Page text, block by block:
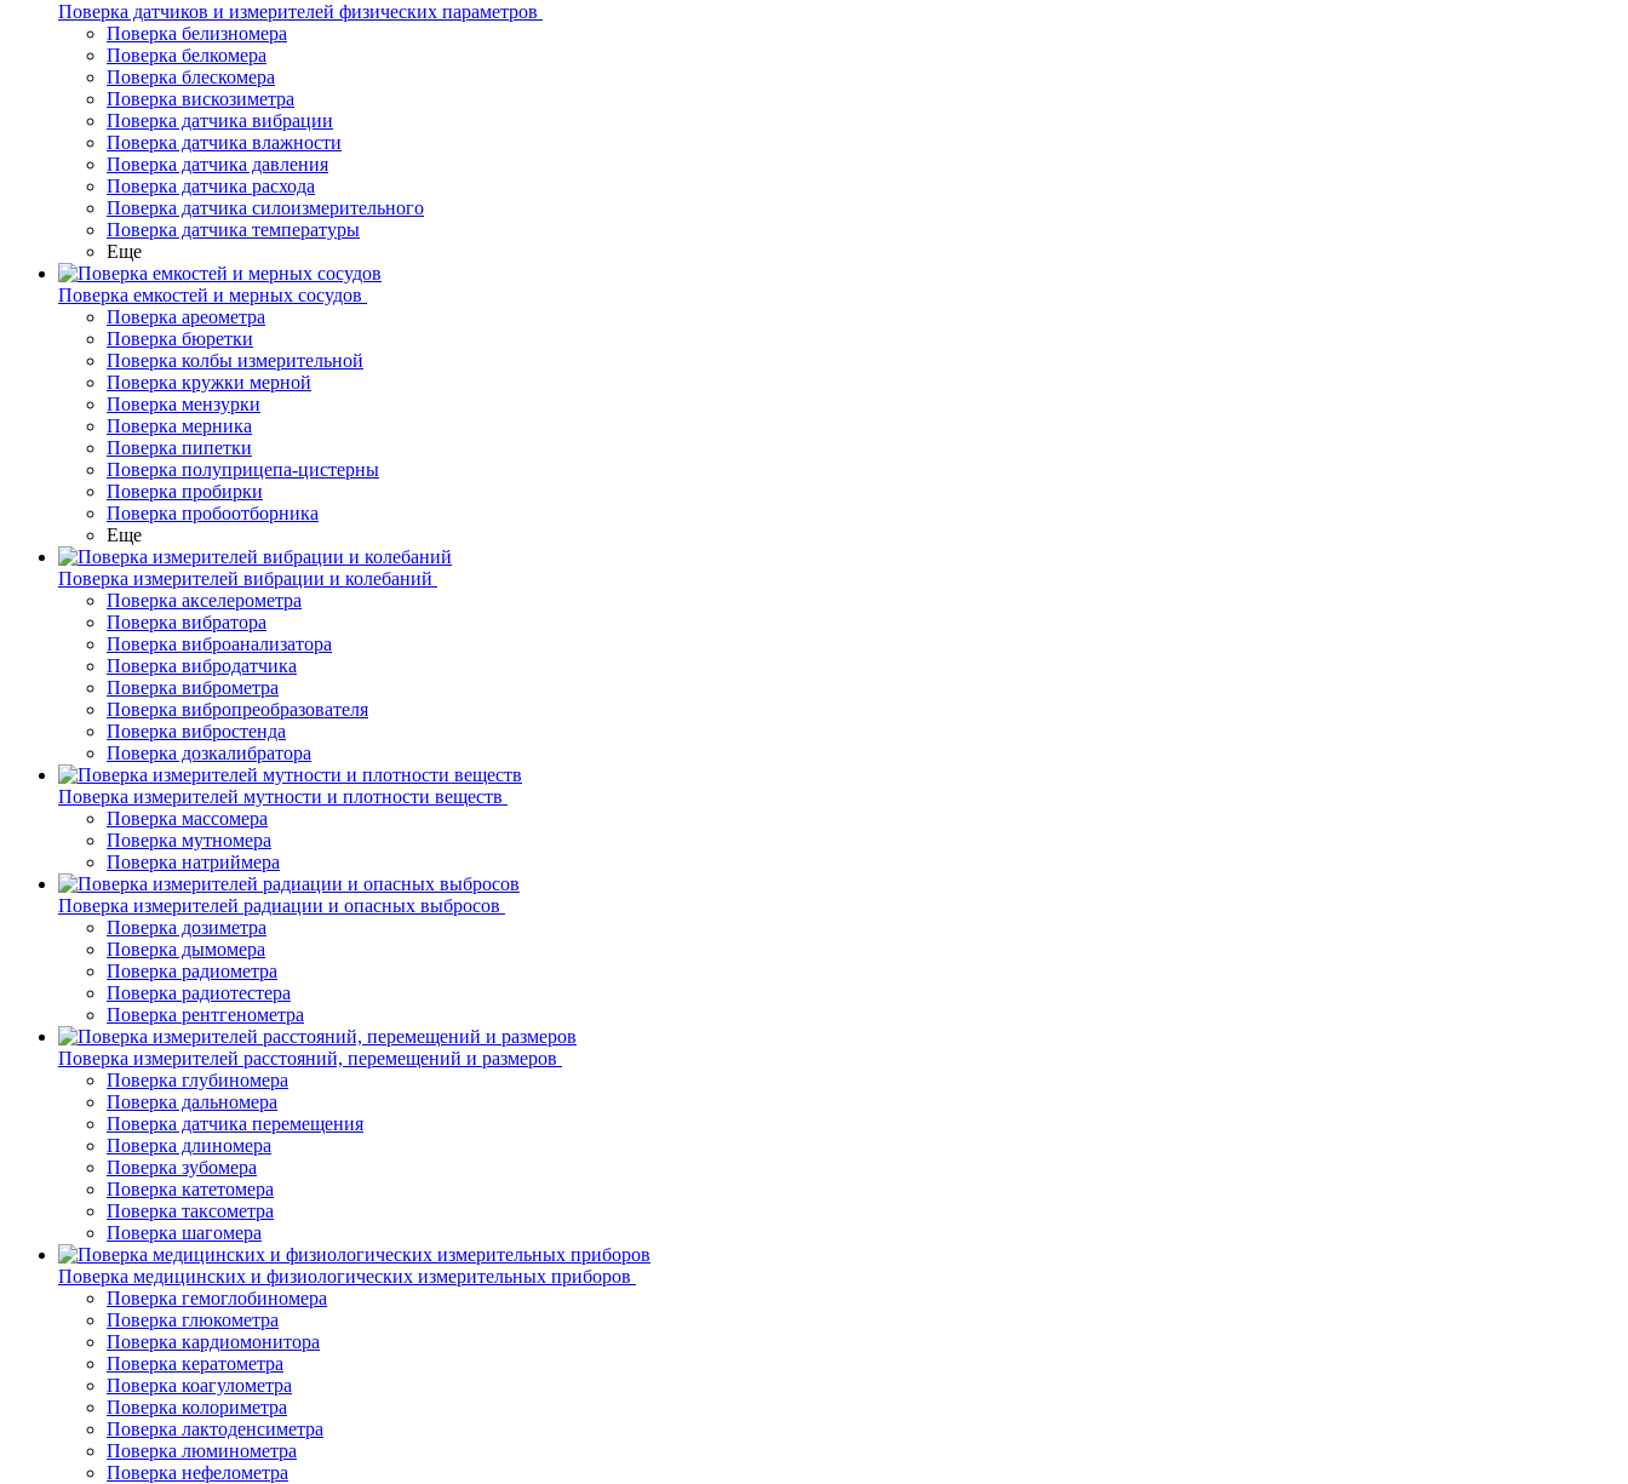
Поверка датчиков и измерителей физических параметров
Поверка белизномера
Поверка белкомера
Поверка блескомера
Поверка вискозиметра
Поверка датчика вибрации
Поверка датчика влажности
Поверка датчика давления
Поверка датчика расхода
Поверка датчика силоизмерительного
Поверка датчика температуры
Еще
Поверка емкостей и мерных сосудов
Поверка ареометра
Поверка бюретки
Поверка колбы измерительной
Поверка кружки мерной
Поверка мензурки
Поверка мерника
Поверка пипетки
Поверка полуприцепа-цистерны
Поверка пробирки
Поверка пробоотборника
Еще
Поверка измерителей вибрации и колебаний
Поверка акселерометра
Поверка вибратора
Поверка виброанализатора
Поверка вибродатчика
Поверка виброметра
Поверка вибропреобразователя
Поверка вибростенда
Поверка дозкалибратора
Поверка измерителей мутности и плотности веществ
Поверка массомера
Поверка мутномера
Поверка натриймера
Поверка измерителей радиации и опасных выбросов
Поверка дозиметра
Поверка дымомера
Поверка радиометра
Поверка радиотестера
Поверка рентгенометра
Поверка измерителей расстояний, перемещений и размеров
Поверка глубиномера
Поверка дальномера
Поверка датчика перемещения
Поверка длиномера
Поверка зубомера
Поверка катетомера
Поверка таксометра
Поверка шагомера
Поверка медицинских и физиологических измерительных приборов
Поверка гемоглобиномера
Поверка глюкометра
Поверка кардиомонитора
Поверка кератометра
Поверка коагулометра
Поверка колориметра
Поверка лактоденсиметра
Поверка люминометра
Поверка нефелометра